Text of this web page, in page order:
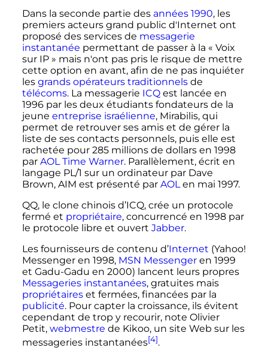
Dans la seconde partie des années 1990, les
premiers acteurs grand public d'Internet ont
proposé des services de messagerie
instantanée permettant de passer à la « Voix
sur IP » mais n'ont pas pris le risque de mettre
cette option en avant, afin de ne pas inquiéter
les grands opérateurs traditionnelsde
télécoms. La messagerie ICQest lancée en
1996 par les deux étudiants fondateurs de la
jeune entreprise israélienne, Mirabilis, qui
permet de retrouver ses amis et de gérer la
liste de ses contacts personnels, puis elle est
rachetée pour 285 millions de dollars en 1998
par AOL Time Warner. Parallèlement, écrit en
langage PL/1 sur un ordinateur par Dave
Brown, AIM est présenté par AOL en mai 1997.
QQ, le clone chinois d’ICQ, crée un protocole
fermé et propriétaire, concurrencé en 1998 par
le protocole libre et ouvert Jabber.
Les fournisseurs de contenu d’Internet (Yahoo!
Messengeren 1998, MSN Messengeren 1999
et Gadu-Gadu en 2000) lancent leurs propres
Messageries instantanées, gratuites mais
propriétaireset fermées, financées par la
publicité. Pour capter la croissance, ils évitent
cependant de trop y recourir, note Olivier
Petit, webmestre de Kikoo, un site Web sur les
messageries instantanées[4].